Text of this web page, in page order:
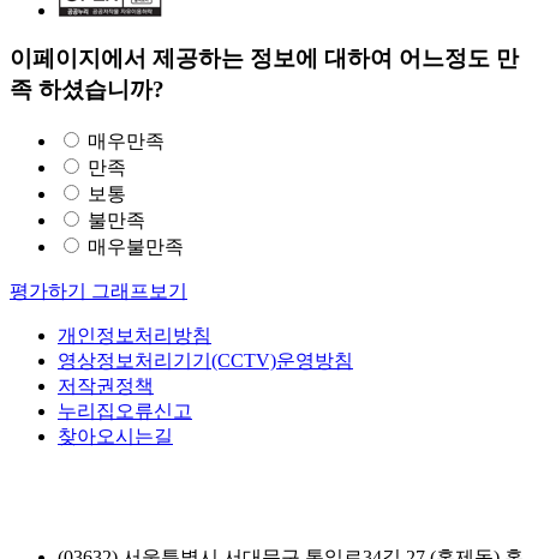
이페이지에서 제공하는 정보에 대하여 어느정도 만
족 하셨습니까?
매우만족
만족
보통
불만족
매우불만족
평가하기 그래프보기
개인정보처리방침
영상정보처리기기(CCTV)운영방침
저작권정책
누리집오류신고
찾아오시는길